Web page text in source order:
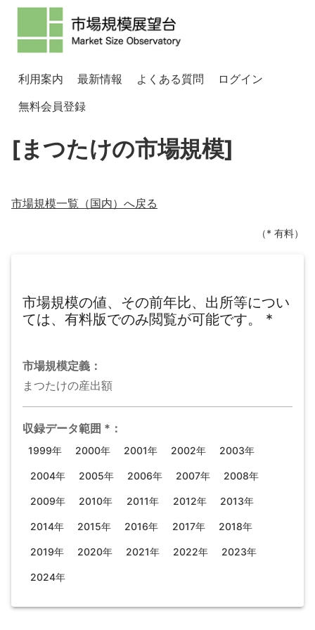
利用案内 最新情報 よくある質問
ログイン
無料会員登録
[まつたけの市場規模]
市場規模一覧（国内）へ戻る
（* 有料）
市場規模の値、その前年比、出所等につい
ては、有料版でのみ閲覧が可能です。
*
市場規模定義：
まつたけの産出額
収録データ範囲 * ：
1999年 2000年 2001年 2002年 2003年
2004年 2005年 2006年 2007年 2008年
2009年 2010年 2011年 2012年 2013年
2014年 2015年 2016年 2017年 2018年
2019年 2020年 2021年 2022年 2023年
2024年